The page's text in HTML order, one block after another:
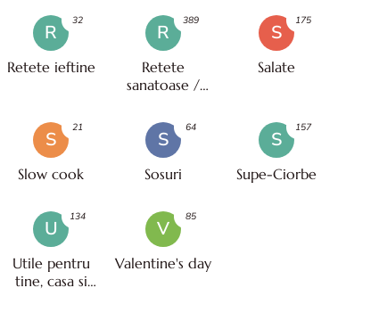
R
Retete ieftine
32
R
Retete
sanatoase /
389
S
Salate
175
S
Slow cook
21
S
Sosuri
64
S
Supe-Ciorbe
157
U
Utile pentru
tine, casa si
134
V
Valentine's day
85